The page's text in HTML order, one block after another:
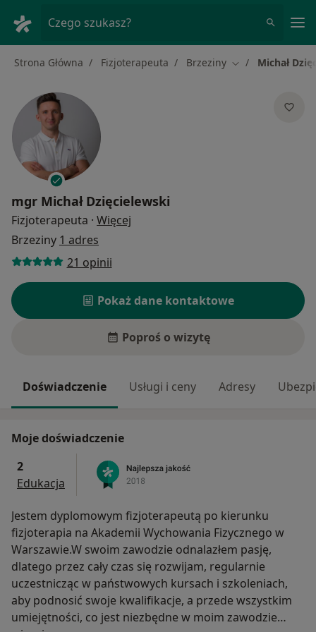
Czego szukasz?
Strona Główna Fizjoterapeuta Brzeziny Zmień miasto
Michał
mgr Michał Dzięcielewski
Fizjoterapeuta · Więcej
Brzeziny 1 adres
21 opinii
Pokaż dane kontaktowe
Poproś o wizytę
Doświadczenie Usługi i ceny Adresy
Moje doświadczenie
2
Edukacja
Jestem dyplomowym fizjoterapeutą po kierunku
fizjoterapia na Akademii Wychowania Fizycznego w
Warszawie.W swoim zawodzie odnalazłem pasję,
dlatego przez cały czas się rozwijam, regularnie
uczestnicząc w państwowych kursach i szkoleniach,
aby podnosić swoje kwalifikacje, a przede wszystkim
umiejętności, co jest niezbędne w moim zawodzie